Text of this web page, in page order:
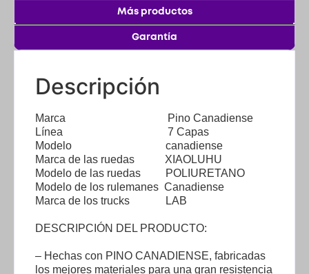
Más productos
Garantía
Descripción
Marca Pino Canadiense
Línea 7 Capas
Modelo canadiense
Marca de las ruedas XIAOLUHU
Modelo de las ruedas POLIURETANO
Modelo de los rulemanes Canadiense
Marca de los trucks LAB
DESCRIPCIÓN DEL PRODUCTO:
– Hechas con PINO CANADIENSE, fabricadas
los mejores materiales para una gran resistencia